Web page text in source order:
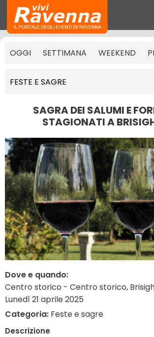
OGGI SETTIMANA WEEKEND
FESTE E SAGRE
SAGRA DEI SALUMI E
STAGIONATI A
Dove e quando:
Centro storico - Centro storico,
Lunedì 21 aprile 2025
Categoria: Feste e sagre
Descrizione